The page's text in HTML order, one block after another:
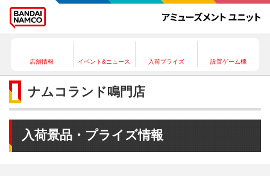
店舗情報 イベント&ニュース 入荷プライズ 設置ゲーム機
ナムコランド鳴門店
入荷景品・プライズ情報